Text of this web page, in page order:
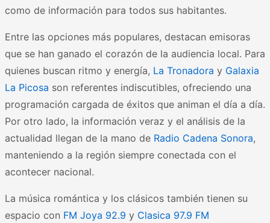
como de información para todos sus habitantes.
Entre las opciones más populares, destacan emisoras
que se han ganado el corazón de la audiencia local. Para
quienes buscan ritmo y energía, La Tronadora y Galaxia
La Picosa son referentes indiscutibles, ofreciendo una
programación cargada de éxitos que animan el día a día.
Por otro lado, la información veraz y el análisis de la
actualidad llegan de la mano de Radio Cadena Sonora,
manteniendo a la región siempre conectada con el
acontecer nacional.
La música romántica y los clásicos también tienen su
espacio con FM Joya 92.9 y Clasica 97.9 FM